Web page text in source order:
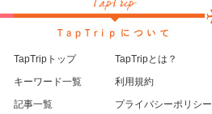
TapTripトップ
キーワード一覧
記事一覧
TapTripとは？
利用規約
プライバシーポリシー